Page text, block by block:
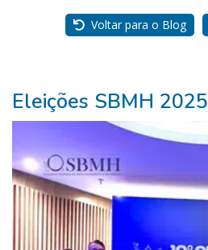
Parceiros
Vitality
Club
Voltar para o Blog
Eleições SBMH 2025